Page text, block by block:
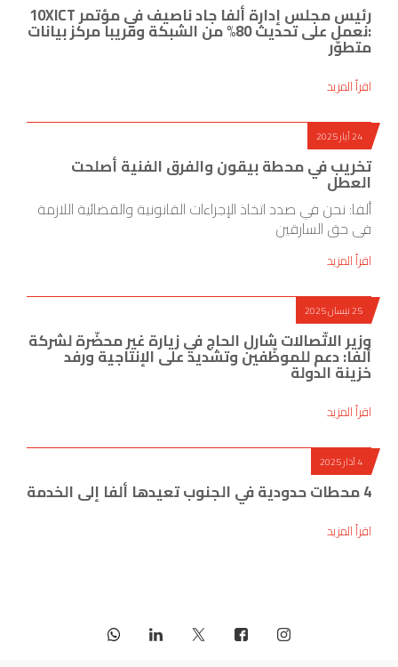
رئيس مجلس إدارة ألفا جاد ناصيف في مؤتمر 10XICT
:نعمل على تحديث 80% من الشبكة وقريبا مركز بيانات
متطوّر
اقرأ المزيد
24 أيار 2025
تخريب في محطة بيقون والفرق الفنية أصلحت
العطل
ألفا: نحن في صدد اتخاذ الإجراءات القانونية والقضائية اللازمة
في حق السارقين
اقرأ المزيد
25 نيسان 2025
وزير الاتّصالات شارل الحاج في زيارة غير محضّرة لشركة
ألفا: دعم للموظّفين وتشديد على الإنتاجية ورفد
خزينة الدولة
اقرأ المزيد
4 آذار 2025
4 محطات حدودية في الجنوب تعيدها ألفا إلى الخدمة
اقرأ المزيد